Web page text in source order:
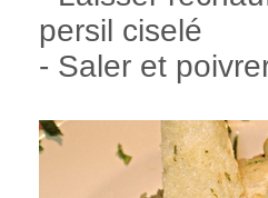
persil ciselé
- Saler et